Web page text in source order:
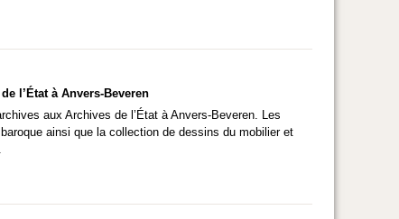
l’État à Anvers-Beveren
aux Archives de l’État à Anvers-Beveren. Les
ainsi que la collection de dessins du mobilier et